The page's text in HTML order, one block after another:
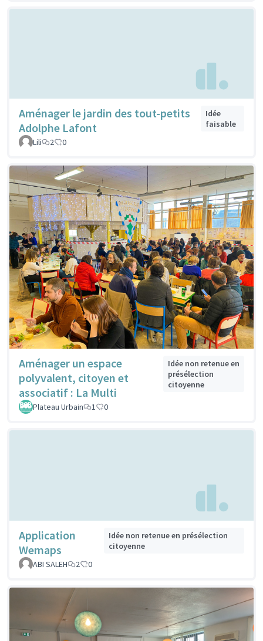
Aménager le jardin des tout-petits
Adolphe Lafont
Idée
faisable
Lili
2 0
Aménager un espace
polyvalent, citoyen et
associatif : La Multi
Idée non retenue en
présélection
citoyenne
Plateau Urbain 1 0
Application
Wemaps
Idée non retenue en présélection
citoyenne
ABI SALEH
2 0